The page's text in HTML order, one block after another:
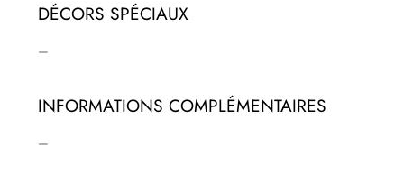
DÉCORS SPÉCIAUX
–
INFORMATIONS COMPLÉMENTAIRES
–